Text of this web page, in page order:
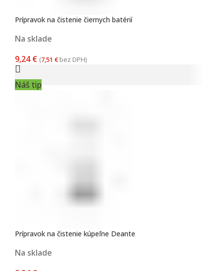
Prípravok na čistenie čiernych batérií
Na sklade
9,24€ (7,51 €bez DPH)
Náš tip
Prípravok na čistenie kúpeľne Deante
Na sklade